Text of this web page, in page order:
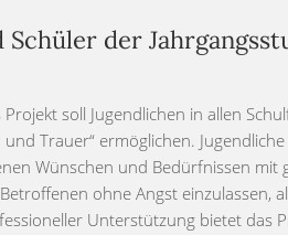
der
Projekt soll Jugendlichen in allen
und Trauer“ ermöglichen.
Wünschen und Bedürfnissen
ohne Angst einzulassen,
Unterstützung bietet das